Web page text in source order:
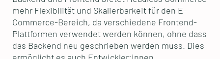
mehr Flexibilität und Skalierbarkeit für den E-
Commerce-Bereich, da verschiedene Frontend-
Plattformen verwendet werden können, ohne dass
das Backend neu geschrieben werden muss. Dies